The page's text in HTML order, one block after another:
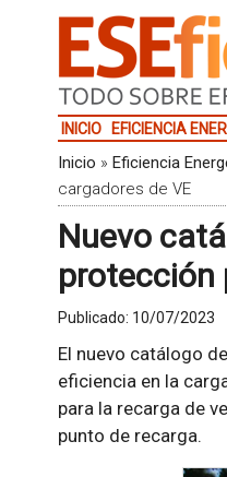
INICIO EFICIENCIA
Inicio » Eficiencia
cargadores de VE
Nuevo
protección
Publicado: 10/07/2023
El nuevo catálogo de
eficiencia en la
para la recarga de
punto de recarga.